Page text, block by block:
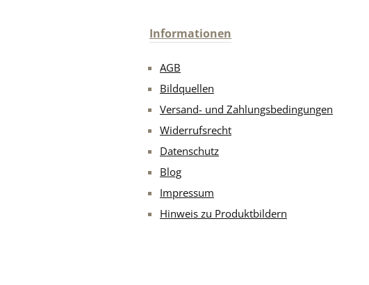
Informationen
AGB
Bildquellen
Versand- und Zahlungsbedingungen
Widerrufsrecht
Datenschutz
Blog
Impressum
Hinweis zu Produktbildern